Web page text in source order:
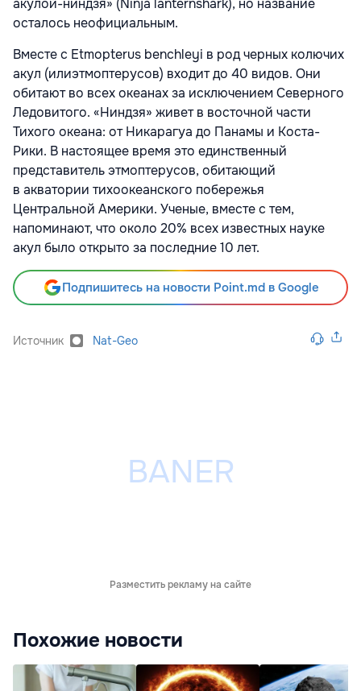
акулой-ниндзя» (Ninja lanternshark), но название
осталось неофициальным.
Вместе с Etmopterus benchleyi в род черных колючих
акул (илиэтмоптерусов) входит до 40 видов. Они
обитают во всех океанах за исключением Северного
Ледовитого. «Ниндзя» живет в восточной части
Тихого океана: от Никарагуа до Панамы и Коста-
Рики. В настоящее время это единственный
представитель этмоптерусов, обитающий
в акватории тихоокеанского побережья
Центральной Америки. Ученые, вместе с тем,
напоминают, что около 20% всех известных науке
акул было открыто за последние 10 лет.
Подпишитесь на новости Point.md в Google
Источник Nat-Geo
Разместить рекламу на сайте
Похожие новости